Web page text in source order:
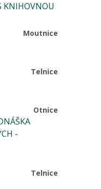
KNIHOVNOU
Moutnice
Telnice
Otnice
-
Telnice